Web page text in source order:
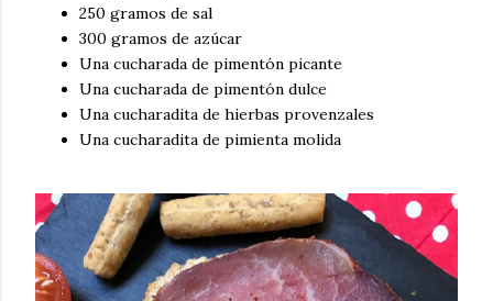
250 gramos de sal
300 gramos de azúcar
Una cucharada de pimentón picante
Una cucharada de pimentón dulce
Una cucharadita de hierbas provenzales
Una cucharadita de pimienta molida